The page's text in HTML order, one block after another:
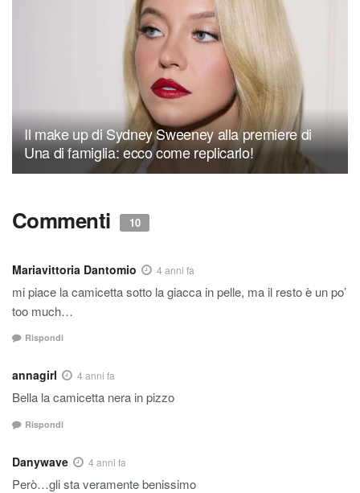
Il make up di Sydney Sweeney alla premiere di
Una di famiglia: ecco come replicarlo!
Commenti 10
Mariavittoria Dantomio 4 anni fa
mi piace la camicetta sotto la giacca in pelle, ma il resto è un po’
too much…
Rispondi
annagirl 4 anni fa
Bella la camicetta nera in pizzo
Rispondi
Danywave 4 anni fa
Però…gli sta veramente benissimo